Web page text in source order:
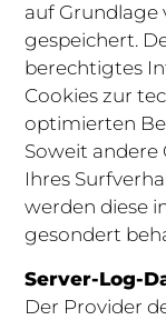
auf Grundlage
gespeichert.
berechtigtes
Cookies zur
optimierten
Soweit andere
Ihres
werden diese
gesondert
Server-Log-
Der Provider